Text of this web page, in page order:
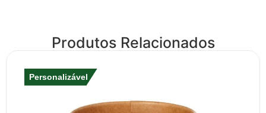
Produtos Relacionados
Personalizável